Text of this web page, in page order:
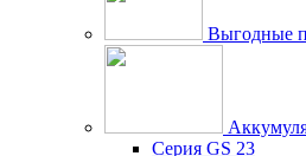
Выгодные
Серия GS 23